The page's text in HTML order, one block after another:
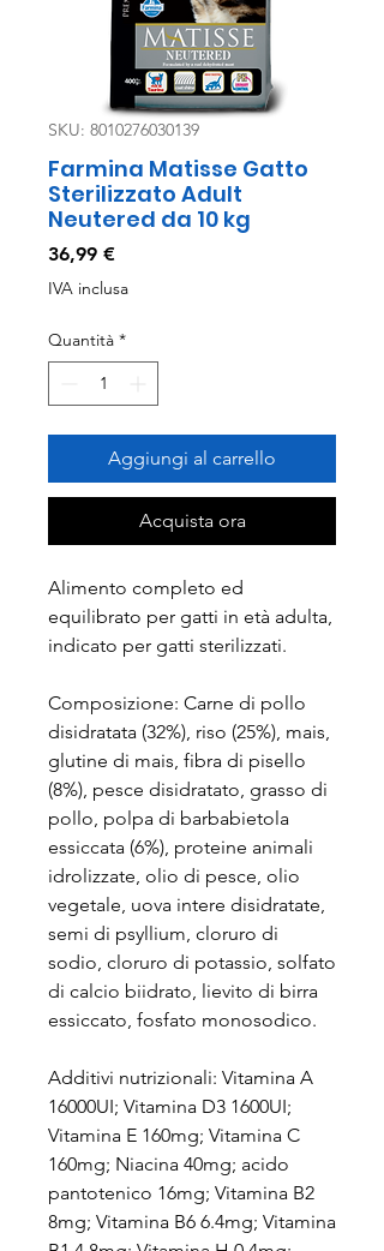
SKU: 8010276030139
Farmina Matisse Gatto
Sterilizzato Adult
Neutered da 10 kg
36,99 €Prezzo
IVA inclusa
Quantità *
Aggiungi al carrello
Acquista ora
Alimento completo ed
equilibrato per gatti in età adulta,
indicato per gatti sterilizzati.
Composizione: Carne di pollo
disidratata (32%), riso (25%), mais,
glutine di mais, fibra di pisello
(8%), pesce disidratato, grasso di
pollo, polpa di barbabietola
essiccata (6%), proteine animali
idrolizzate, olio di pesce, olio
vegetale, uova intere disidratate,
semi di psyllium, cloruro di
sodio, cloruro di potassio, solfato
di calcio biidrato, lievito di birra
essiccato, fosfato monosodico.
Additivi nutrizionali: Vitamina A
16000UI; Vitamina D3 1600UI;
Vitamina E 160mg; Vitamina C
160mg; Niacina 40mg; acido
pantotenico 16mg; Vitamina B2
8mg; Vitamina B6 6.4mg; Vitamina